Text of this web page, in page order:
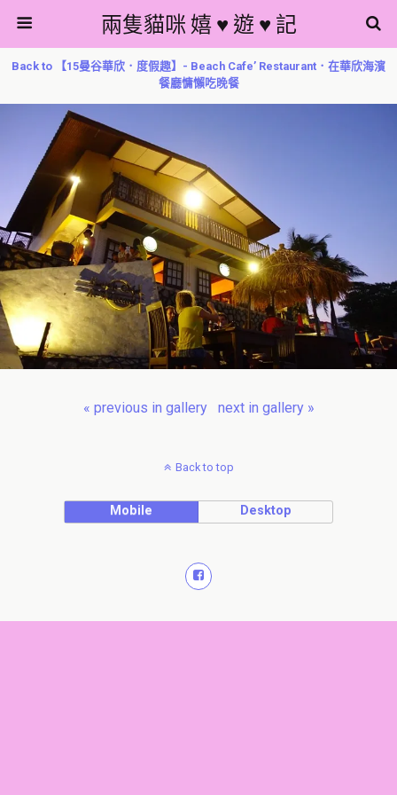
兩隻貓咪 嬉 ♥ 遊 ♥ 記
Back to 【15曼谷華欣．度假趣】- Beach Cafe’ Restaurant．在華欣海濱
餐廳慵懶吃晚餐
« previous in gallery next in gallery »
Back to top
Mobile Desktop